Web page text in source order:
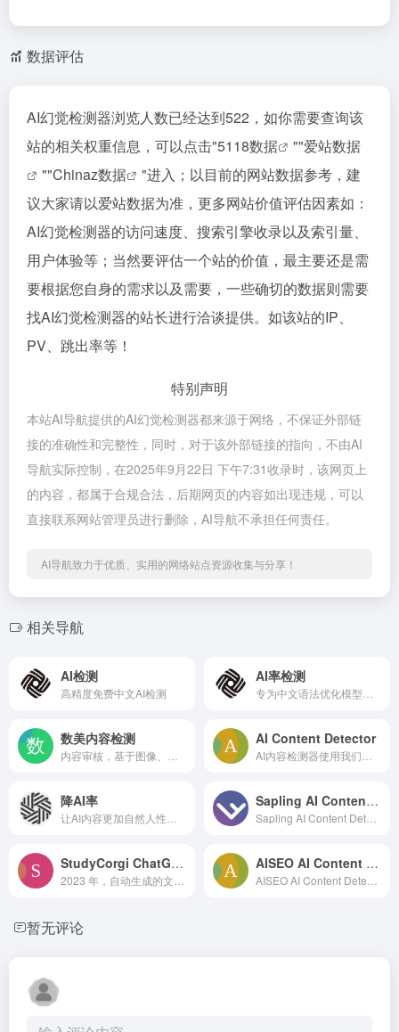
数据评估
AI幻觉检测器浏览人数已经达到522，如你需要查询该
站的相关权重信息，可以点击"5118数据 ""爱站数据
""Chinaz数据
"进入；以目前的网站数据参考，建
议大家请以爱站数据为准，更多网站价值评估因素如：
AI幻觉检测器的访问速度、搜索引擎收录以及索引量、
用户体验等；当然要评估一个站的价值，最主要还是需
要根据您自身的需求以及需要，一些确切的数据则需要
找AI幻觉检测器的站长进行洽谈提供。如该站的IP、
PV、跳出率等！
特别声明
本站AI导航提供的AI幻觉检测器都来源于网络，不保证外部链
接的准确性和完整性，同时，对于该外部链接的指向，不由AI
导航实际控制，在2025年9月22日 下午7:31收录时，该网页上
的内容，都属于合规合法，后期网页的内容如出现违规，可以
直接联系网站管理员进行删除，AI导航不承担任何责任。
AI导航致力于优质、实用的网络站点资源收集与分享！
相关导航
AI检测
高精度免费中文AI检测
AI率检测
数美内容检测 AI Content Detector
降AI率 Sapling AI Content Detector
StudyCorgi ChatGPT Detector AISEO AI Content Detector
暂无评论